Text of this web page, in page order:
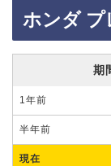
ホンダ プ
期
1年前
半年前
現在